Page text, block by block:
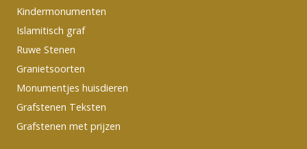
Kindermonumenten
Islamitisch graf
Ruwe Stenen
Granietsoorten
Monumentjes huisdieren
Grafstenen Teksten
Grafstenen met prijzen